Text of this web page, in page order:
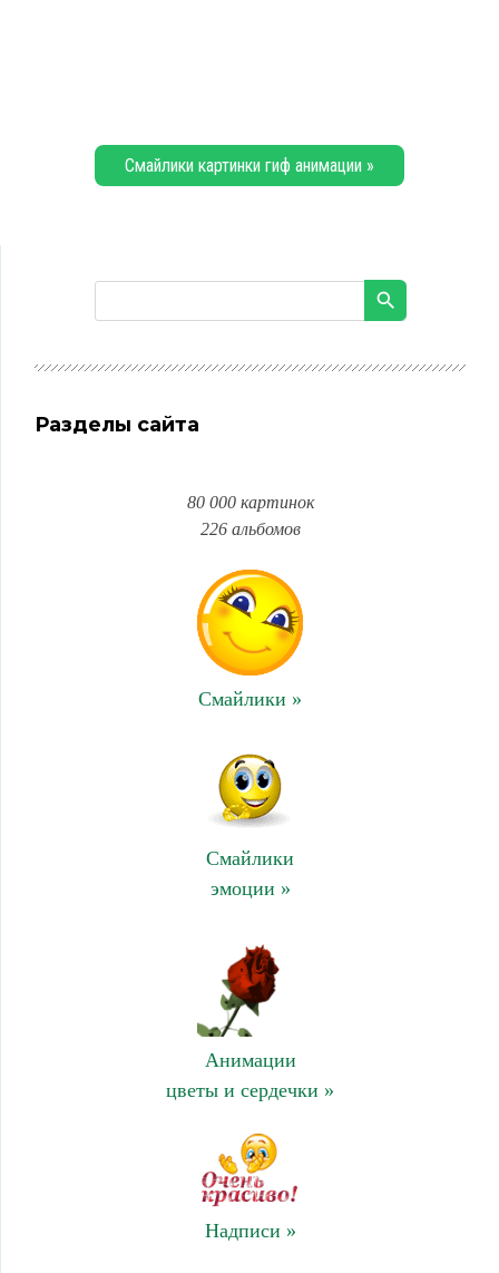
Смайлики картинки гиф анимации »
Разделы сайта
80 000 картинок
226 альбомов
Смайлики »
Смайлики
эмоции »
Анимации
цветы и сердечки »
Надписи »